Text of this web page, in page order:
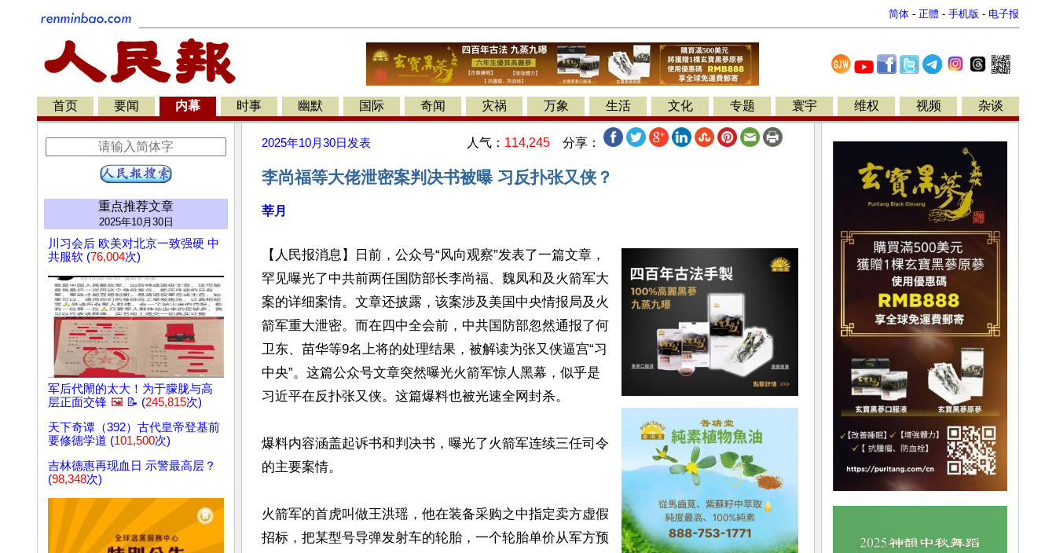
简体 - 正體 - 手机版 - 电子报
首页 要闻 内幕 时事 幽默 国际 奇闻 灾祸 万象 生活 文化 专题 寰宇 维权 视频 杂谈
重点推荐文章
2025年10月30日
川习会后 欧美对北京一致强硬 中
共服软 (76,004次)
军后代閙的太大！为于朦胧与高
层正面交锋 🖼️ 📝 (245,815次)
天下奇谭（392）古代皇帝登基前
要修德学道 (101,500次)
吉林德惠再现血日 示警最高层？
(98,348次)
2025年10月30日 发表 人气： 114,245 分享：
李尚福等大佬泄密案判决书被曝 习反扑张又侠？
莘月
【人民报消息】日前，公众号“风向观察”发表了一篇文章，
罕见曝光了中共前两任国防部长李尚福、魏凤和及火箭军大
案的详细案情。文章还披露，该案涉及美国中央情报局及火
箭军重大泄密。而在四中全会前，中共国防部忽然通报了何
卫东、苗华等9名上将的处理结果，被解读为张又侠逼宫“习
中央”。这篇公众号文章突然曝光火箭军惊人黑幕，似乎是
习近平在反扑张又侠。这篇爆料也被光速全网封杀。
爆料内容涵盖起诉书和判决书，曝光了火箭军连续三任司令
的主要案情。
火箭军的首虎叫做王洪瑶，他在装备采购之中指定卖方虚假
招标，把某型号导弹发射车的轮胎，一个轮胎单价从军方预